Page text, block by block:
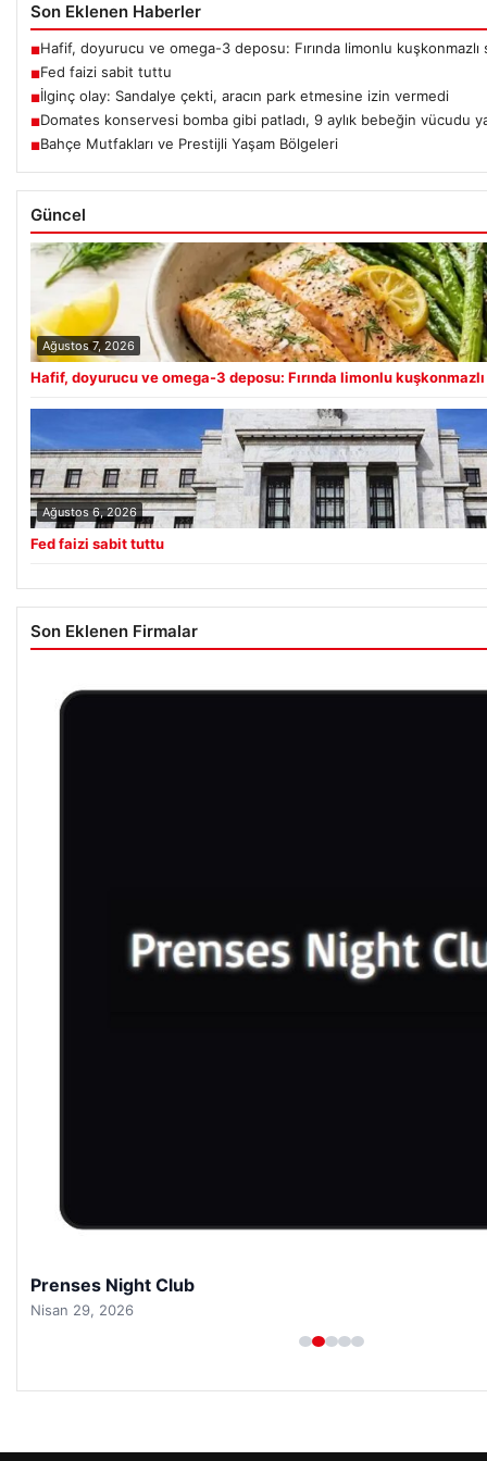
Son Eklenen Haberler
■Hafif, doyurucu ve omega-3 deposu: Fırında limonlu
■Fed faizi sabit tuttu
■İlginç olay: Sandalye çekti, aracın park etmesine izin vermedi
■Domates konservesi bomba gibi patladı, 9 aylık bebeğin vücudu
■Bahçe Mutfakları ve Prestijli Yaşam Bölgeleri
Güncel
Ağustos 7, 2026
Hafif, doyurucu ve omega-3 deposu: Fırında limonlu
Ağustos 6, 2026
Fed faizi sabit tuttu
Son Eklenen Firmalar
Prenses Night Club
Nisan 29, 2026